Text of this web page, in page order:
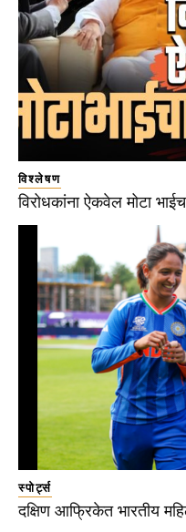
विश्लेषण
विरोधकांना ऐकवेल मोटा
स्पोर्ट्स
दक्षिण आफ्रिकेत भारतीय